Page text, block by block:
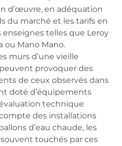
d’œuvre, en adéquation
du marché et les tarifs en
telles que Leroy
ou Mano Mano.
murs d’une vieille
provoquer des
de ceux observés dans
doté d’équipements
technique
des installations
d’eau chaude, les
touchés par ces